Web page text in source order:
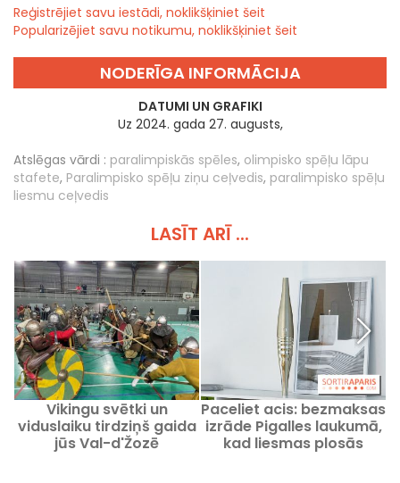
Reģistrējiet savu iestādi, noklikšķiniet šeit
Popularizējiet savu notikumu, noklikšķiniet šeit
NODERĪGA INFORMĀCIJA
DATUMI UN GRAFIKI
Uz 2024. gada 27. augusts,
Atslēgas vārdi : paralimpiskās spēles, olimpisko spēļu lāpu
stafete, Paralimpisko spēļu ziņu ceļvedis, paralimpisko spēļu
liesmu ceļvedis
LASĪT ARĪ ...
Vikingu svētki un
viduslaiku tirdziņš gaida
jūs Val-d'Žozē
Paceliet acis: bezmaksas
izrāde Pigalles laukumā,
kad liesmas plosās